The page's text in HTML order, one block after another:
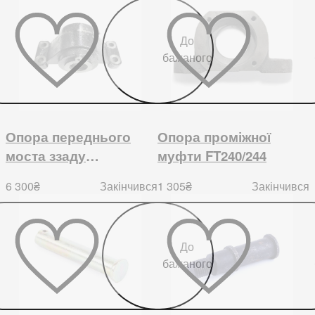
зразка) Foton 244, ДТЗ
240
До
бажаного
Опора переднього
моста ззаду
6 300₴ Закінчився
Опора проміжної
муфти FT240/244
1 305₴ Закінчився
До
бажаного